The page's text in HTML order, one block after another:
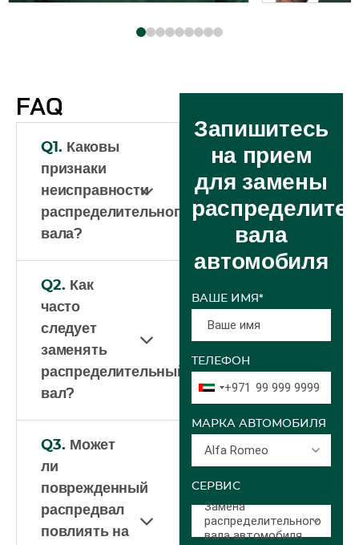
FAQ
Q1. Каковы
признаки
неисправности
распределительного
вала?
Q2. Как
часто
следует
заменять
распределительный
вал?
Q3. Может
ли
поврежденный
распредвал
повлиять на
Запишитесь
на прием
для замены
вала
автомобиля
ВАШЕ ИМЯ*
ТЕЛЕФОН
+971
МАРКА АВТОМОБИЛЯ
Alfa Romeo
СЕРВИС
Замена
распределительного
вала автомобиля